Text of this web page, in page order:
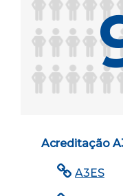
Acreditação
A3ES